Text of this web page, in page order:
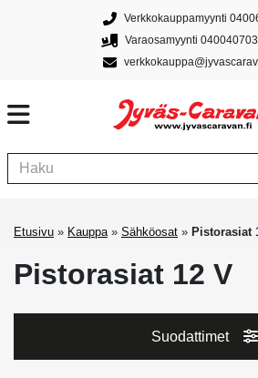
Verkkokauppamyynti
Varaosamyynti
Etusivu » Kauppa» Sähköosat » Pistorasiat
Pistorasiat 12 V
Suodattimet